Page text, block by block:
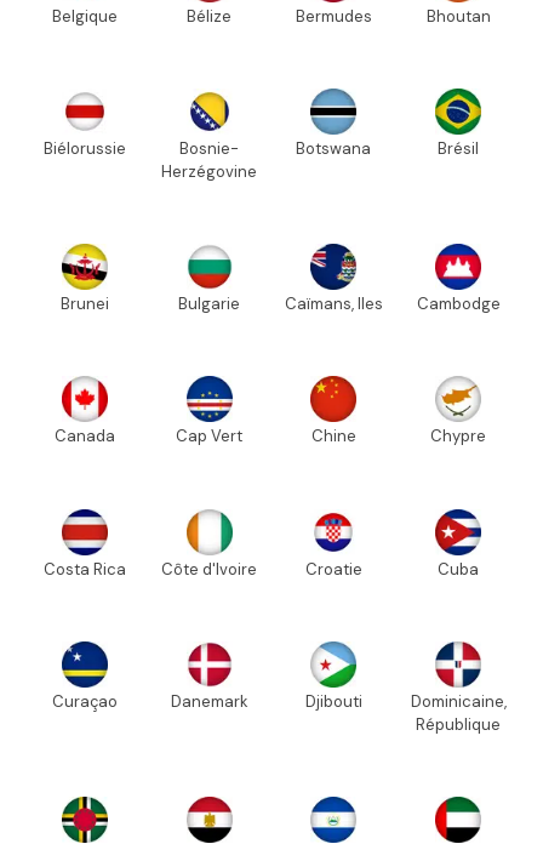
Belgique Bélize Bermudes Bhoutan
Biélorussie
Bosnie-
Herzégovine
Botswana Brésil
Brunei Bulgarie Caïmans, Iles Cambodge
Canada Cap Vert Chine Chypre
Costa Rica Côte d'Ivoire Croatie Cuba
Curaçao Danemark Djibouti
Dominicaine,
République